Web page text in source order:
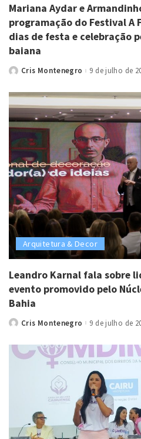
Mariana Aydar e
programação do Festival A
dias de festa e celebração
baiana
PostedCris Montenegro 9 de julho de
Arquitetura & Decor
Leandro Karnal fala sobre
evento promovido pelo
Bahia
PostedCris Montenegro 9 de julho de